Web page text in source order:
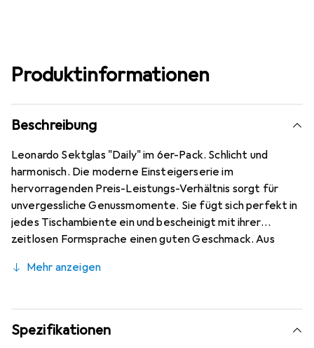
Produktinformationen
Beschreibung
Leonardo Sektglas "Daily" im 6er-Pack. Schlicht und
harmonisch. Die moderne Einsteigerserie im
hervorragenden Preis-Leistungs-Verhältnis sorgt für
unvergessliche Genussmomente. Sie fügt sich perfekt in
jedes Tischambiente ein und bescheinigt mit ihrer
zeitlosen Formsprache einen guten Geschmack. Aus
Oberflächenhärte erhöht, sodass das Produkt
Die Gläser behalten ihren Glanz und ihre Transparenz, sie
laufen nicht milchig an und überzeugen durch Stärke,
Brillanz und Klang.
Mehr anzeigen
Spezifikationen